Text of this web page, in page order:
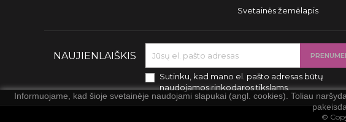
Svetainės žemėlapis
Informuojame, kad šioje svetainėje naudojami slapukai (angl. cookies). Toliau
NAUJIENLAIŠKIS
Sutinku, kad mano el. pašto adresas būtų
naudojamos rinkodaros tikslams.
©